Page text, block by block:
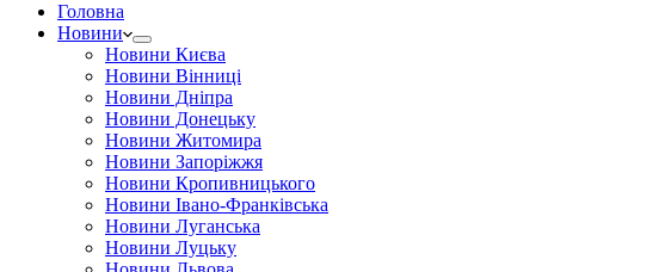
Головна
Новини
Новини Києва
Новини Вінниці
Новини Дніпра
Новини Донецьку
Новини Житомира
Новини Запоріжжя
Новини Кропивницького
Новини Івано-Франківська
Новини Луганська
Новини Луцьку